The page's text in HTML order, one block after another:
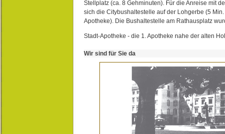
Stellplatz (ca. 8 Gehminuten). Für die Anreise mit
sich die Citybushaltestelle auf der Lohgerbe (5
Apotheke). Die Bushaltestelle am Rathausplatz
Stadt-Apotheke - die 1. Apotheke nahe der alten
Wir sind für Sie da